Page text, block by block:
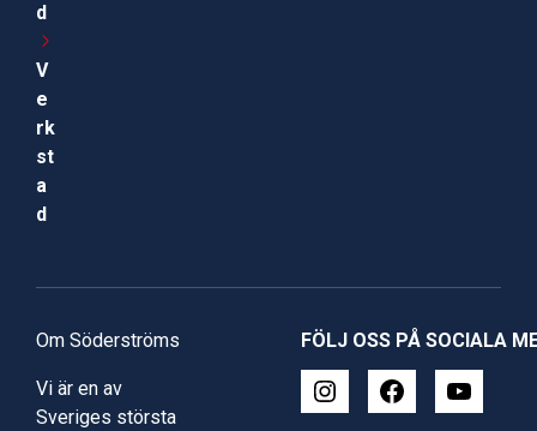
d
V
e
rk
st
a
d
Om Söderströms
Vi är en av
Sveriges största
FÖLJ OSS PÅ SOCIALA